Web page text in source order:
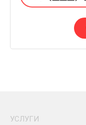
УСЛУГИ